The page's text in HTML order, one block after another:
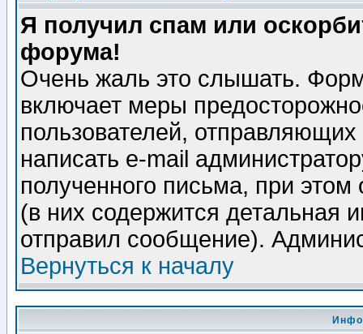
Я получил спам или
форума!
Очень жаль это слышать.
включает меры
пользователей,
написать e-mail
полученного письма, при этом
(в них содержится детальная
отправил сообщение).
Вернуться к началу